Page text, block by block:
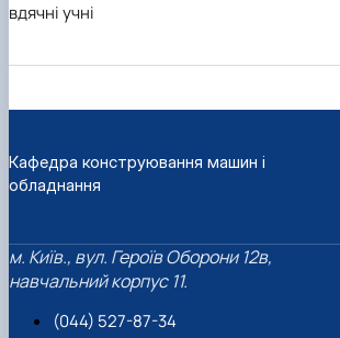
вдячні учні
Кафедра конструювання машин і
обладнання
м. Київ., вул. Героїв Оборони 12в,
навчальний корпус 11.
(044) 527-87-34